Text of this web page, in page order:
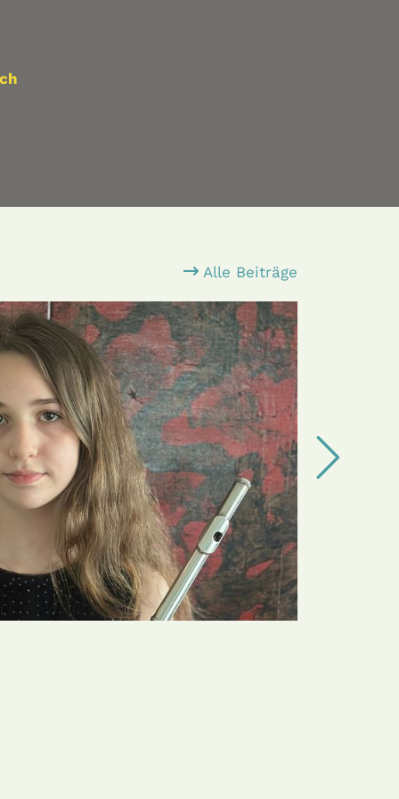
Alle Beiträge
Bands
an Ensembles und Bands
ein.